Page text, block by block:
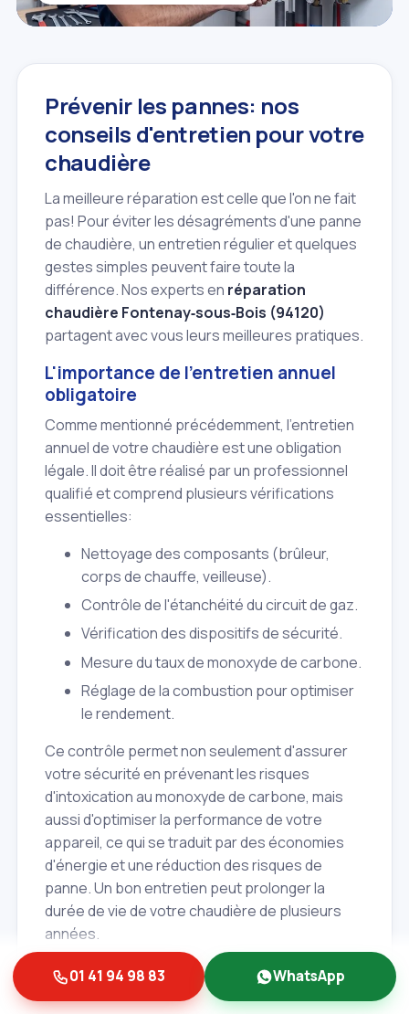
Prévenir les pannes: nos
conseils d'entretien pour votre
chaudière
La meilleure réparation est celle que l'on ne fait
pas! Pour éviter les désagréments d'une panne
de chaudière, un entretien régulier et quelques
gestes simples peuvent faire toute la
différence. Nos experts en réparation
chaudière Fontenay‑sous‑Bois (94120)
partagent avec vous leurs meilleures pratiques.
L'importance de l'entretien annuel
obligatoire
Comme mentionné précédemment, l'entretien
annuel de votre chaudière est une obligation
légale. Il doit être réalisé par un professionnel
qualifié et comprend plusieurs vérifications
essentielles:
Nettoyage des composants (brûleur,
corps de chauffe, veilleuse).
Contrôle de l'étanchéité du circuit de gaz.
Vérification des dispositifs de sécurité.
Mesure du taux de monoxyde de carbone.
Réglage de la combustion pour optimiser
le rendement.
Ce contrôle permet non seulement d'assurer
votre sécurité en prévenant les risques
d'intoxication au monoxyde de carbone, mais
aussi d'optimiser la performance de votre
appareil, ce qui se traduit par des économies
d'énergie et une réduction des risques de
panne. Un bon entretien peut prolonger la
durée de vie de votre chaudière de plusieurs
années.
Gestes simples pour prolonger la
durée de vie de votre installation
01 41 94 98 83 WhatsApp